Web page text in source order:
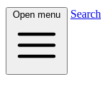
Open menu Search